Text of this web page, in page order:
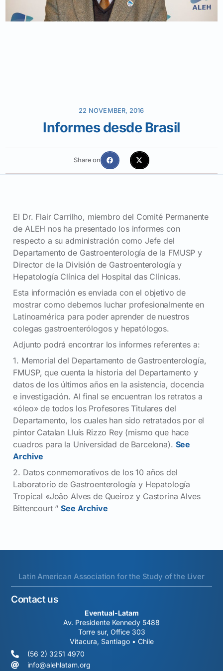
22 NOVEMBER, 2016
Informes desde Brasil
Share on
El Dr. Flair Carrilho, miembro del Comité Permanente
de ALEH nos ha presentado los informes con
respecto a su administración como Jefe del
Departamento de Gastroenterología de la FMUSP y
Director de la División de Gastroenterología y
Hepatología Clínica del Hospital das Clínicas.
Esta información es enviada con el objetivo de
mostrar como debemos luchar profesionalmente en
Latinoamérica para poder aprender de nuestros
colegas gastroenterólogos y hepatólogos.
Adjunto podrá encontrar los informes referentes a:
1. Memorial del Departamento de Gastroenterología,
FMUSP, que cuenta la historia del Departamento y
datos de los últimos años en la asistencia, docencia
e investigación. Al final se encuentran los retratos a
«óleo» de todos los Profesores Titulares del
Departamento, los cuales han sido retratados por el
pintor Catalan Lluís Rizzo Rey (mismo que hace
cuadros para la Universidad de Barcelona). See
Archive
2. Datos conmemorativos de los 10 años del
Laboratorio de Gastroenterología y Hepatología
Tropical «João Alves de Queiroz y Castorina Alves
Bittencourt “See Archive
Latin American Association for the Study of the Liver
Contact us
Eventual-Latam
Av. Presidente Kennedy 5488
Torre sur, Office 303
Vitacura, Santiago • Chile
(56 2) 3251 4970
info@alehlatam.org